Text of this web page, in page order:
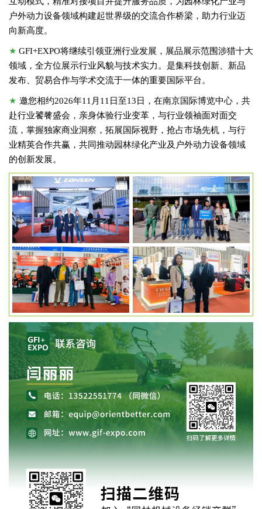
户外动力设备领域构建起世界级的交流合作桥梁，助力行业迈
向新高度。
★ GFI+EXPO将继续引领亚洲行业发展，展品展示范围涉猎十大
领域，全方位展示行业风貌与技术实力。是集科技创新、新品
发布、贸易合作与学术交流于一体的重要国际平台。
★邀您相约2026年11月11日至13日，在南京国际博览中心，共
赴行业饕餮盛会，亲身体验行业变革，与行业领袖面对面交
流，掌握独家商业洞察，拓展国际视野，抢占市场先机，与行
业精英合作共赢，共同推动园林绿化产业及户外动力设备领域
的创新发展。